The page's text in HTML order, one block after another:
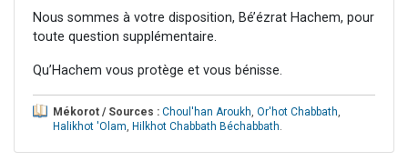
Nous sommes à votre disposition, Bé’ézrat Hachem, pour
toute question supplémentaire.
Qu’Hachem vous protège et vous bénisse.
Mékorot / Sources : Choul'han Aroukh, Or'hot Chabbath,
Halikhot 'Olam, Hilkhot Chabbath Béchabbath.